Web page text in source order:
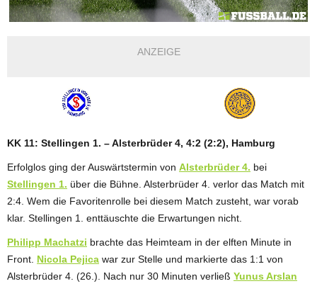
ANZEIGE
KK 11: Stellingen 1. – Alsterbrüder 4, 4:2 (2:2), Hamburg
Erfolglos ging der Auswärtstermin von Alsterbrüder 4. bei
Stellingen 1. über die Bühne. Alsterbrüder 4. verlor das Match mit
2:4. Wem die Favoritenrolle bei diesem Match zusteht, war vorab
klar. Stellingen 1. enttäuschte die Erwartungen nicht.
Philipp Machatzi brachte das Heimteam in der elften Minute in
Front. Nicola Pejica war zur Stelle und markierte das 1:1 von
Alsterbrüder 4. (26.). Nach nur 30 Minuten verließ Yunus Arslan